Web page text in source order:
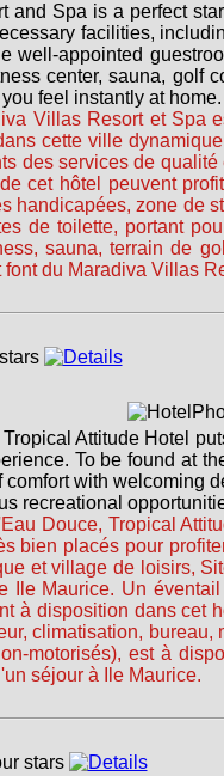
and Spa is a perfect
facilities,
well-appointed
center, sauna, golf
feel instantly at home.
Villas Resort et Spa
cette ville
des services de
cet hôtel peuvent
handicapées, zone de
de toilette, portant
sauna, terrain de
du Maradiva Villas
Attitude Hotel
To be found at
with welcoming
recreational
Douce, Tropical
bien placés pour
et village de loisirs,
Ile Maurice. Un
à disposition dans
climatisation,
motorisés), est à
séjour à Ile Maurice.